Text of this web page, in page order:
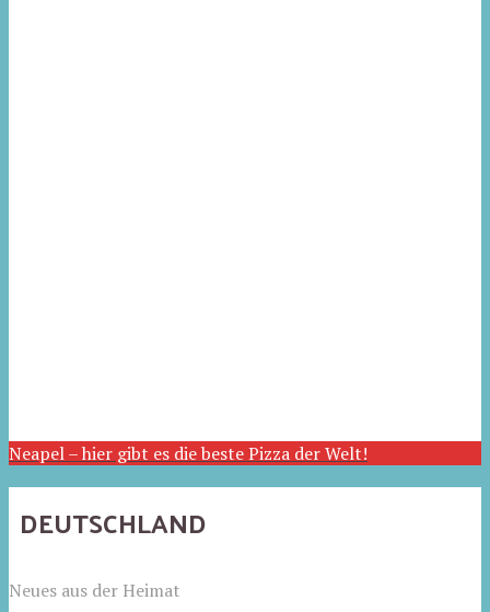
Neapel – hier gibt es die beste Pizza der Welt!
DEUTSCHLAND
Neues aus der Heimat